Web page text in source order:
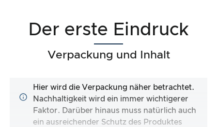
Der erste Eindruck
Verpackung und Inhalt
Hier wird die Verpackung näher betrachtet.
Nachhaltigkeit wird ein immer wichtigerer
Faktor. Darüber hinaus muss natürlich auch
ein ausreichender Schutz des Produktes